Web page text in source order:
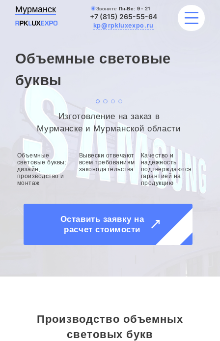
Мурманск Звоните Пн-Вс: 9 - 21
+7 (815) 265-55-64
kp@rpkluxexpo.ru
УСЛУГИ
НАШИ РАБОТЫ
АКЦИИ
О КОМПАНИИ
Объемные световые
буквы
Изготовление на заказ в
Мурманске и Мурманской области
Объемные
световые буквы:
дизайн,
производство и
монтаж
Вывески отвечают
всем требованиям
законодательства
Качество и
надежность
подтверждаются
гарантией на
продукцию
Оставить заявку на
расчет стоимости
Производство объемных
световых букв